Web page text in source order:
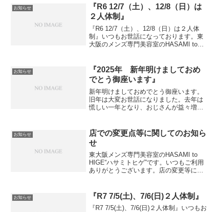
ります。...
お知らせ
『R6 12/7（土）、12/8（日）は
２人体制』
『R6 12/7（土）、12/8（日）は２人体
制』いつもお世話になっております。東
大阪のメンズ専門美容室のHASAMI to
制となります。何卒宜しくお願い...
お知らせ
『2025年 新年明けましておめ
でとう御座います』
新年明けましておめでとう御座います。
旧年は大変お世話になりました。去年は
慌しい一年となり、おじさんが益々増し
も何卒宜しくお願い致します。本年は皆
様にとって素晴らしい一年...
お知らせ
店での変更点等に関してのお知ら
せ
東大阪メンズ専門美容室のHASAMI to
HIGE“ハサミトヒゲ”です。いつもご利用
ありがとうございます。店の変更等に関
ン予定日となります。・店名が旧CU...
お知らせ 『R7 7/5(土)、7/6(日)２人体制』
『R7 7/5(土)、7/6(日)２人体制』いつもお